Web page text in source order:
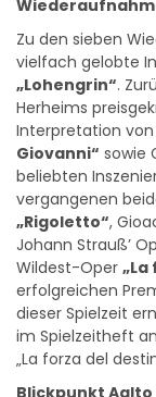
vielfach gelobte
„Lohengrin“.
Herheims
Interpretation
Giovanni“sowie
beliebten
vergangenen
„Rigoletto“,
Johann Strauß’
Wildest-Oper
erfolgreichen
dieser Spielzeit
im Spielzeitheft
„La forza del